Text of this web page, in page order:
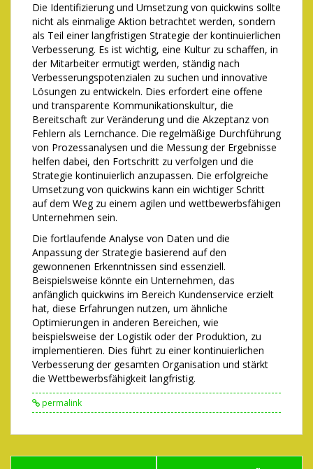
Die Identifizierung und Umsetzung von quickwins sollte
nicht als einmalige Aktion betrachtet werden, sondern
als Teil einer langfristigen Strategie der kontinuierlichen
Verbesserung. Es ist wichtig, eine Kultur zu schaffen, in
der Mitarbeiter ermutigt werden, ständig nach
Verbesserungspotenzialen zu suchen und innovative
Lösungen zu entwickeln. Dies erfordert eine offene
und transparente Kommunikationskultur, die
Bereitschaft zur Veränderung und die Akzeptanz von
Fehlern als Lernchance. Die regelmäßige Durchführung
von Prozessanalysen und die Messung der Ergebnisse
helfen dabei, den Fortschritt zu verfolgen und die
Strategie kontinuierlich anzupassen. Die erfolgreiche
Umsetzung von quickwins kann ein wichtiger Schritt
auf dem Weg zu einem agilen und wettbewerbsfähigen
Unternehmen sein.
Die fortlaufende Analyse von Daten und die
Anpassung der Strategie basierend auf den
gewonnenen Erkenntnissen sind essenziell.
Beispielsweise könnte ein Unternehmen, das
anfänglich quickwins im Bereich Kundenservice erzielt
hat, diese Erfahrungen nutzen, um ähnliche
Optimierungen in anderen Bereichen, wie
beispielsweise der Logistik oder der Produktion, zu
implementieren. Dies führt zu einer kontinuierlichen
Verbesserung der gesamten Organisation und stärkt
die Wettbewerbsfähigkeit langfristig.
permalink